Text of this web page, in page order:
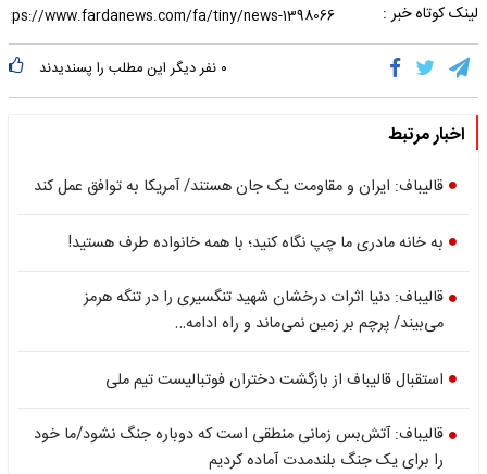
لینک کوتاه خبر :
۰ نفر دیگر این مطلب را پسندیدند
اخبار مرتبط
قالیباف: ایران و مقاومت یک جان هستند/ آمریکا به توافق عمل کند
به خانه مادری ما چپ نگاه کنید؛ با همه خانواده طرف هستید!
قالیباف: دنیا اثرات درخشان شهید تنگسیری را در تنگه هرمز
می‌بیند/ پرچم بر زمین نمی‌ماند و راه ادامه…
استقبال قالیباف از بازگشت دختران فوتبالیست تیم ملی
قالیباف: آتش‌بس زمانی منطقی است که دوباره جنگ نشود/ما خود
را برای یک جنگ بلندمدت آماده کردیم